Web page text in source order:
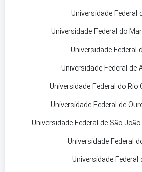
Universidade Federal
Universidade Federal do
Universidade Federal
Universidade Federal de
Universidade Federal do Rio
Universidade Federal de
Universidade Federal de São
Universidade Federal
Universidade Federal